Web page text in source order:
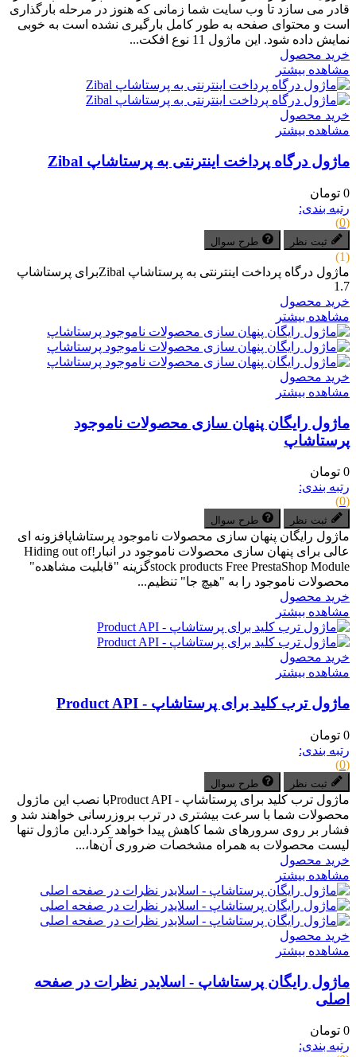
قادر می سازد تا وب سایت شما زمانی که هنوز در مرحله بارگذاری
است و محتوای صفحه به طور کامل بارگیری نشده است به خوبی
نمایش داده شود. این ماژول 11 نوع افکت...
خرید محصول
مشاهده بیشتر
خرید محصول
مشاهده بیشتر
ماژول درگاه پرداخت اینترنتی به پرستاشاپ Zibal
0 تومان
رتبه بندی:
(0)
ثبت نظر طرح سوال
(1)
ماژول درگاه پرداخت اینترنتی به پرستاشاپ Zibalبرای پرستاشاپ
1.7
خرید محصول
مشاهده بیشتر
خرید محصول
مشاهده بیشتر
ماژول رایگان پنهان سازی محصولات ناموجود
پرستاشاپ
0 تومان
رتبه بندی:
(0)
ثبت نظر طرح سوال
ماژول رایگان پنهان سازی محصولات ناموجود پرستاشاپافزونه ای
عالی برای پنهان سازی محصولات ناموجود در انبار!Hiding out of
stock products Free PrestaShop Moduleگزینه "قابلیت مشاهده"
محصولات ناموجود را به "هیچ جا" تنظیم...
خرید محصول
مشاهده بیشتر
خرید محصول
مشاهده بیشتر
ماژول ترب کلید برای پرستاشاپ - Product API
0 تومان
رتبه بندی:
(0)
ثبت نظر طرح سوال
ماژول ترب کلید برای پرستاشاپ - Product APIبا نصب این ماژول
محصولات شما با سرعت بیشتری در ترب بروزرسانی خواهند شد و
فشار بر روی سرورهای شما کاهش پیدا خواهد کرد.این ماژول تنها
لیست محصولات به همراه مشخصات ضروری آن‌ها،...
خرید محصول
مشاهده بیشتر
خرید محصول
مشاهده بیشتر
ماژول رایگان پرستاشاپ - اسلایدر نظرات در صفحه
اصلی
0 تومان
رتبه بندی: